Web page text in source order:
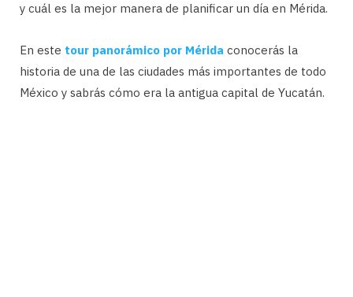
y cuál es la mejor manera de planificar un día en Mérida.
En este tour panorámico por Mérida conocerás la
historia de una de las ciudades más importantes de todo
México y sabrás cómo era la antigua capital de Yucatán.